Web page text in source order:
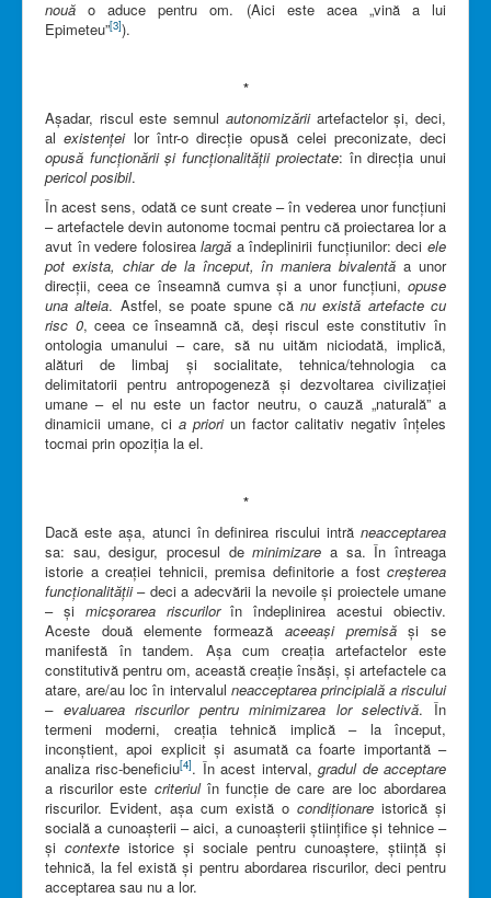
nouăo aduce pentru om. (Aici este acea „vină a lui
Epimeteu”[3]).
*
Așadar, riscul este semnul autonomizăriiartefactelor și, deci,
alexistențeilor într-o direcție opusă celei preconizate, deci
opusă funcționării și funcționalității proiectate: în direcția unui
pericol posibil.
În acest sens, odată ce sunt create – în vederea unor funcțiuni
– artefactele devin autonome tocmai pentru că proiectarea lor a
avut în vedere folosirealargă a îndeplinirii funcțiunilor: deciele
pot exista, chiar de la început, în maniera bivalentă a unor
direcții, ceea ce înseamnă cumva și a unor funcțiuni, opuse
una alteia. Astfel, se poate spune cănu există artefacte cu
risc 0, ceea ce înseamnă că, deși riscul este constitutiv în
ontologia umanului – care, să nu uităm niciodată, implică,
alături de limbaj și socialitate, tehnica/tehnologia ca
delimitatorii pentru antropogeneză și dezvoltarea civilizației
umane – el nu este un factor neutru, o cauză „naturală” a
dinamicii umane, ci a prioriun factor calitativ negativ înțeles
tocmai prin opoziția la el.
*
Dacă este așa, atunci în definirea riscului intră neacceptarea
sa: sau, desigur, procesul deminimizarea sa. În întreaga
istorie a creației tehnicii, premisa definitorie a fost creșterea
funcționalității– deci a adecvării la nevoile și proiectele umane
– și micșorarea riscurilorîn îndeplinirea acestui obiectiv.
Aceste două elemente formează aceeași premisăși se
manifestă în tandem. Așa cum creația artefactelor este
constitutivă pentru om, această creație însăși, și artefactele ca
atare, are/au loc în intervalul neacceptarea principială a riscului
– evaluarea riscurilor pentru minimizarea lor selectivă. În
termeni moderni, creația tehnică implică – la început,
inconștient, apoi explicit și asumată ca foarte importantă –
analiza risc-beneficiu[4]. În acest interval,gradul de acceptare
a riscurilor este criteriulîn funcție de care are loc abordarea
riscurilor. Evident, așa cum există o condiționare istorică și
socială a cunoașterii – aici, a cunoașterii științifice și tehnice –
și contexte istorice și sociale pentru cunoaștere, știință și
tehnică, la fel există și pentru abordarea riscurilor, deci pentru
acceptarea sau nu a lor.